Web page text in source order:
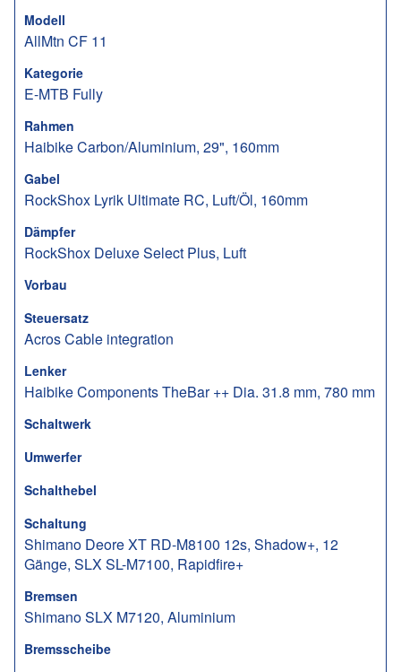
Modell
AllMtn CF 11
Kategorie
E-MTB Fully
Rahmen
Haibike Carbon/Aluminium, 29", 160mm
Gabel
RockShox Lyrik Ultimate RC, Luft/Öl, 160mm
Dämpfer
RockShox Deluxe Select Plus, Luft
Vorbau
Steuersatz
Acros Cable integration
Lenker
Haibike Components TheBar ++ Dia. 31.8 mm, 780 mm
Schaltwerk
Umwerfer
Schalthebel
Schaltung
Shimano Deore XT RD-M8100 12s, Shadow+, 12
Gänge, SLX SL-M7100, Rapidfire+
Bremsen
Shimano SLX M7120, Aluminium
Bremsscheibe